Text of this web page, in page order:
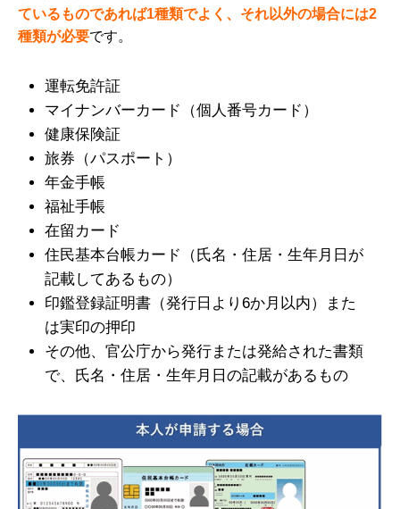
ているものであれば1種類でよく、それ以外の場合には2
種類が必要です。
運転免許証
マイナンバーカード（個人番号カード）
健康保険証
旅券（パスポート）
年金手帳
福祉手帳
在留カード
住民基本台帳カード（氏名・住居・生年月日が
記載してあるもの）
印鑑登録証明書（発行日より6か月以内）また
は実印の押印
その他、官公庁から発行または発給された書類
で、氏名・住居・生年月日の記載があるもの